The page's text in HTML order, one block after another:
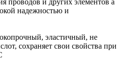
надежностью и
эластичный, не
сохраняет свои свойства при